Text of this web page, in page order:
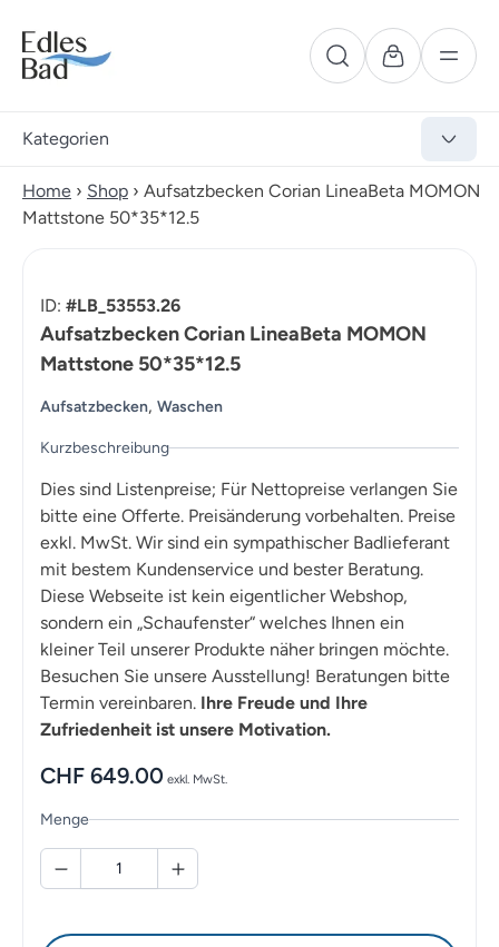
Kategorien
Home › Shop › Aufsatzbecken Corian LineaBeta MOMON
Mattstone 50*35*12.5
ID: #LB_53553.26
Aufsatzbecken Corian LineaBeta MOMON
Mattstone 50*35*12.5
Aufsatzbecken, Waschen
Kurzbeschreibung
Dies sind Listenpreise; Für Nettopreise verlangen Sie
bitte eine Offerte. Preisänderung vorbehalten. Preise
exkl. MwSt. Wir sind ein sympathischer Badlieferant
mit bestem Kundenservice und bester Beratung.
Diese Webseite ist kein eigentlicher Webshop,
sondern ein „Schaufenster“ welches Ihnen ein
kleiner Teil unserer Produkte näher bringen möchte.
Besuchen Sie unsere Ausstellung! Beratungen bitte
Termin vereinbaren. Ihre Freude und Ihre
Zufriedenheit ist unsere Motivation.
CHF 649.00 exkl. MwSt.
Menge